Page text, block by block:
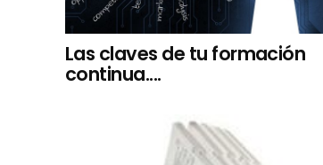
Las claves de tu formación
continua....